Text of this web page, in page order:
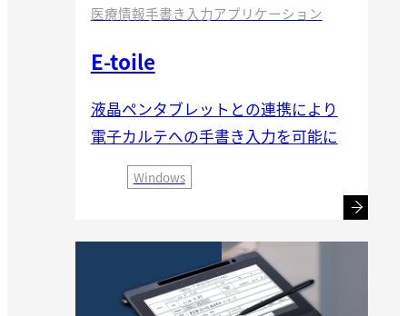
医療情報手書き入力アプリケーション
E-toile
液晶ペンタブレットとの連携により
電子カルテへの手書き入力を可能に
Windows